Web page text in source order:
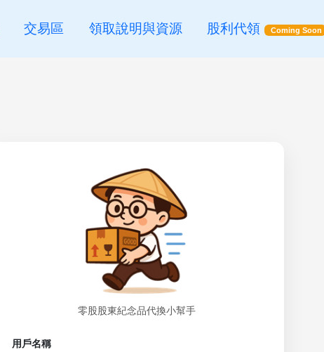
交易區 領取說明與資源 股利代領 Coming Soon
零股股東紀念品代換小幫手
用戶名稱